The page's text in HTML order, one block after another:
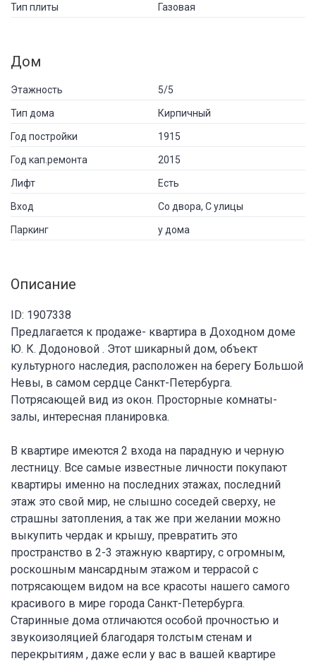
Тип плиты Газовая
Дом
Этажность 5/5
Тип дома Кирпичный
Год постройки 1915
Год кап.ремонта 2015
Лифт Есть
Вход Со двора, С улицы
Паркинг у дома
Описание
ID: 1907338
Предлагается к продаже- квартира в Доходном доме
Ю. К. Додоновой . Этот шикарный дом, объект
культурного наследия, расположен на берегу Большой
Невы, в самом сердце Санкт-Петербурга.
Потрясающей вид из окон. Просторные комнаты-
залы, интересная планировка.
В квартире имеются 2 входа на парадную и черную
лестницу. Все самые известные личности покупают
квартиры именно на последних этажах, последний
этаж это свой мир, не слышно соседей сверху, не
страшны затопления, а так же при желании можно
выкупить чердак и крышу, превратить это
пространство в 2-3 этажную квартиру, с огромным,
роскошным мансардным этажом и террасой с
потрясающем видом на все красоты нашего самого
красивого в мире города Санкт-Петербурга.
Старинные дома отличаются особой прочностью и
звукоизоляцией благодаря толстым стенам и
перекрытиям , даже если у вас в вашей квартире